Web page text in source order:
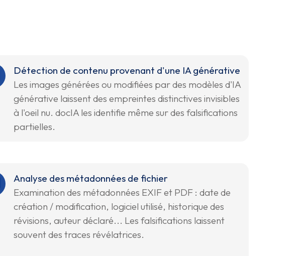
Détection de contenu provenant d'une IA générative
Les images générées ou modifiées par des modèles d'IA
générative laissent des empreintes distinctives invisibles
à l'oeil nu. docIA les identifie même sur des falsifications
partielles.
Analyse des métadonnées de fichier
Examination des métadonnées EXIF et PDF : date de
création / modification, logiciel utilisé, historique des
révisions, auteur déclaré... Les falsifications laissent
souvent des traces révélatrices.